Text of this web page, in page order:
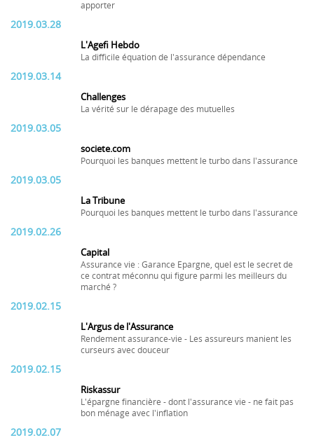
apporter
2019.03.28
L'Agefi Hebdo
La difficile équation de l'assurance dépendance
2019.03.14
Challenges
La vérité sur le dérapage des mutuelles
2019.03.05
societe.com
Pourquoi les banques mettent le turbo dans l'assurance
2019.03.05
La Tribune
Pourquoi les banques mettent le turbo dans l'assurance
2019.02.26
Capital
Assurance vie : Garance Epargne, quel est le secret de
ce contrat méconnu qui figure parmi les meilleurs du
marché ?
2019.02.15
L'Argus de l'Assurance
Rendement assurance-vie - Les assureurs manient les
curseurs avec douceur
2019.02.15
Riskassur
L'épargne financière - dont l'assurance vie - ne fait pas
bon ménage avec l'inflation
2019.02.07